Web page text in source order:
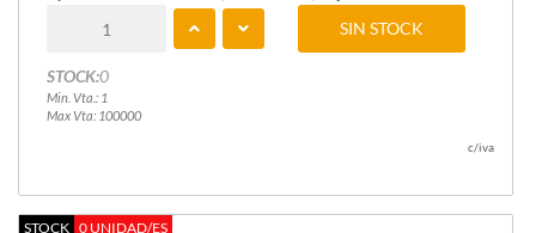
STOCK:0
Min. Vta.: 1
Max Vta: 100000
SIN STOCK
c/iva
STOCK 0 UNIDAD/ES